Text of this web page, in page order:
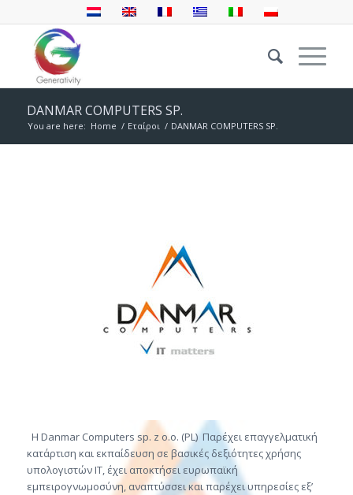
DANMAR COMPUTERS SP.
You are here: Home / Εταίροι / DANMAR COMPUTERS SP.
Η Danmar Computers sp. z o.o. (PL) Παρέχει επαγγελματική
κατάρτιση και εκπαίδευση σε βασικές δεξιότητες χρήσης
υπολογιστών ΙΤ, έχει αποκτήσει ευρωπαϊκή
εμπειρογνωμοσύνη, αναπτύσσει και παρέχει υπηρεσίες εξ’